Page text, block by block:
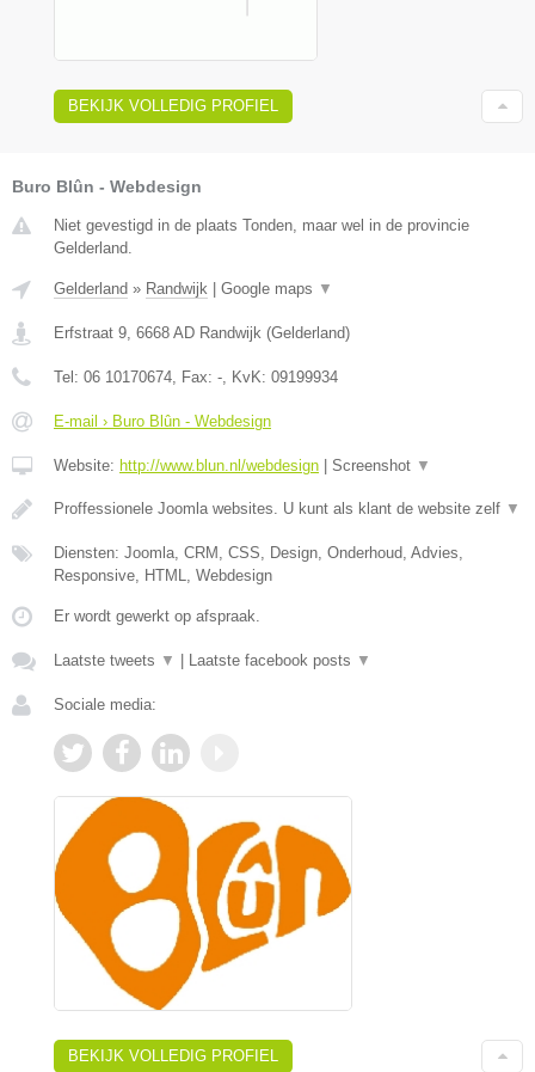
BEKIJK VOLLEDIG PROFIEL
Buro Blûn - Webdesign
Niet gevestigd in de plaats Tonden, maar wel in de provincie
Gelderland.
Gelderland » Randwijk | Google maps ▼
Erfstraat 9 6668 AD Randwijk (Gelderland)
Tel: 06 10170674 , Fax: - , KvK: 09199934
E-mail › Buro Blûn - Webdesign
Website: http://www.blun.nl/webdesign | Screenshot ▼
Proffessionele Joomla websites. U kunt als klant de website zelf ▼
Diensten: Joomla, CRM, CSS, Design, Onderhoud, Advies,
Responsive, HTML, Webdesign
Er wordt gewerkt op afspraak.
Laatste tweets ▼ | Laatste facebook posts ▼
Sociale media:
BEKIJK VOLLEDIG PROFIEL